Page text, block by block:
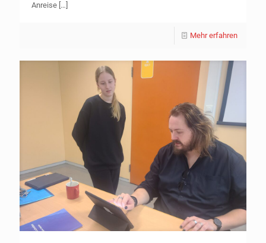
Anreise […]
Mehr erfahren